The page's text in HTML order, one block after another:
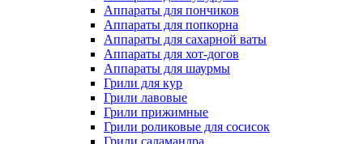
Аппараты для пончиков
Аппараты для попкорна
Аппараты для сахарной ваты
Аппараты для хот-догов
Аппараты для шаурмы
Грили для кур
Грили лавовые
Грили прижимные
Грили роликовые для сосисок
Грили саламандра